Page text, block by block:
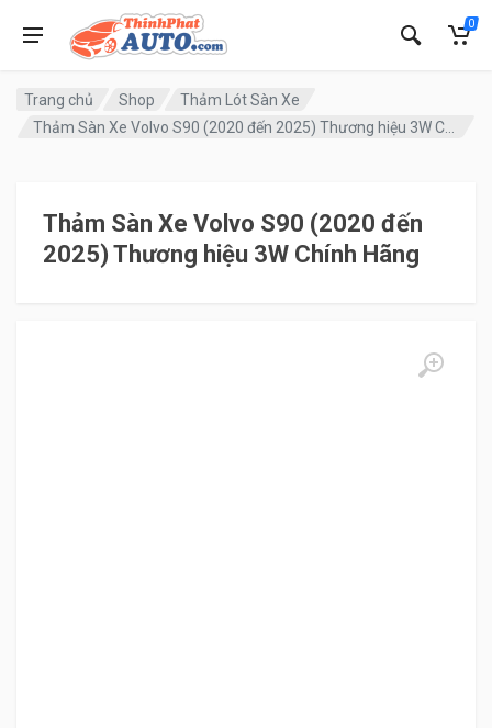
0
Trang chủ Shop
Thảm Lót Sàn Xe
Thảm Sàn Xe Volvo S90 (2020 đến
2025) Thương hiệu 3W Chính Hãng